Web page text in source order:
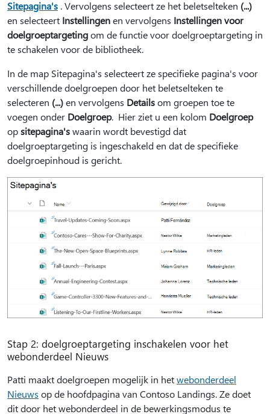
Sitepagina's . Vervolgens selecteert ze het beletselteken (...)
en selecteert Instellingenen vervolgens Instellingen voor
doelgroeptargetingom de functie voor doelgroeptargeting in
te schakelen voor de bibliotheek.
In de map Sitepagina's selecteert ze specifieke pagina's voor
verschillende doelgroepen door het beletselteken te
selecteren (...)en vervolgens Detailsom groepen toe te
voegen onder Doelgroep. Hier ziet u een kolom Doelgroep
opsitepagina'swaarin wordt bevestigd dat
doelgroeptargeting is ingeschakeld en dat de specifieke
doelgroepinhoud is gericht.
Stap 2: doelgroeptargeting inschakelen voor het
webonderdeel Nieuws
Patti maakt doelgroepen mogelijk in hetwebonderdeel
Nieuws op de hoofdpagina van Contoso Landings. Ze doet
dit door het webonderdeel in de bewerkingsmodus te